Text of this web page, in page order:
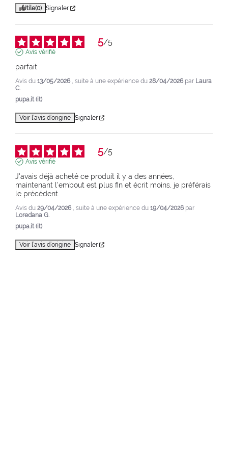
Utile(0) Signaler
5/5
Avis vérifié
parfait
Avis du 13/05/2026 , suite à une expérience du 28/04/2026 par Laura
C.
pupa.it (it)
Voir l’avis d’origine Signaler
5/5
Avis vérifié
J'avais déjà acheté ce produit il y a des années,
maintenant l'embout est plus fin et écrit moins, je préférais
le précédent.
Avis du 29/04/2026 , suite à une expérience du 19/04/2026 par
Loredana G.
pupa.it (it)
Voir l’avis d’origine Signaler